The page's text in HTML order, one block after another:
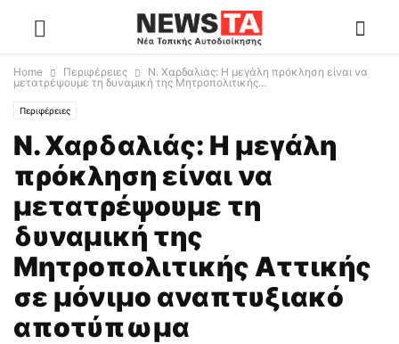
Home Περιφέρειες
Ν. Χαρδαλιάς: Η μεγάλη πρόκληση είναι να
μετατρέψουμε τη δυναμική της Μητροπολιτικής...
Περιφέρειες
Ν. Χαρδαλιάς: Η μεγάλη
πρόκληση είναι να
μετατρέψουμε τη
δυναμική της
Μητροπολιτικής Αττικής
σε μόνιμο αναπτυξιακό
αποτύπωμα